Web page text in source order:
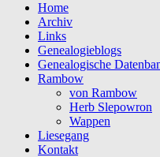
Home
Archiv
Links
Genealogieblogs
Genealogische
Rambow
von Rambow
Herb Slepowron
Wappen
Liesegang
Kontakt